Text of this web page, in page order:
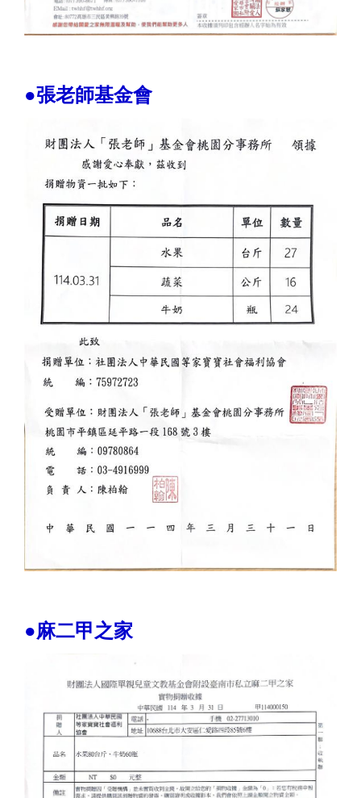
●張老師基金會
●麻二甲之家